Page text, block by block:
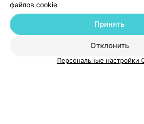
Добавить
файлов cookie
Отклонить
Принять
Персональные настройки